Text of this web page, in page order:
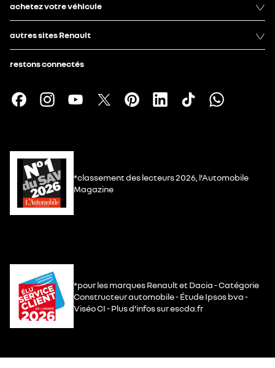
achetez votre véhicule
autres sites Renault
restons connectés
*classement des lecteurs 2026, l’Automobile
Magazine
*pour les marques Renault et Dacia - Catégorie
Constructeur automobile - Étude Ipsos bva -
Viséo CI - Plus d’infos sur escda.fr